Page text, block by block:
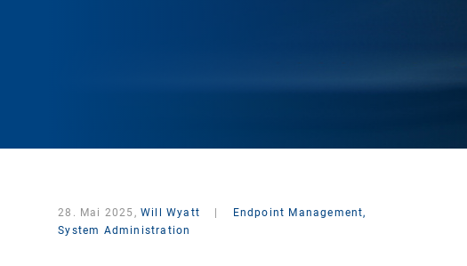
28. Mai 2025, Will Wyatt
Endpoint Management,
System Administration